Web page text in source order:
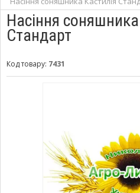
Насіння соняшника
Стандарт
Код товару: 7431